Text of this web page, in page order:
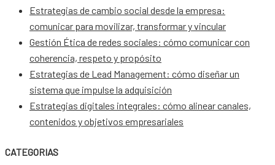
Estrategias de cambio social desde la empresa:
comunicar para movilizar, transformar y vincular
Gestión Ética de redes sociales: cómo comunicar con
coherencia, respeto y propósito
Estrategias de Lead Management: cómo diseñar un
sistema que impulse la adquisición
Estrategias digitales integrales: cómo alinear canales,
contenidos y objetivos empresariales
CATEGORIAS